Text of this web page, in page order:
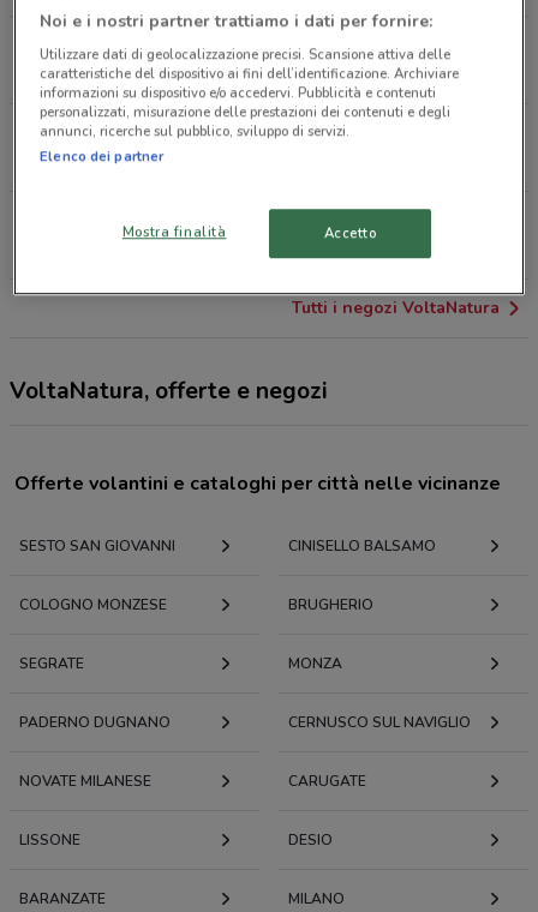
Viale Marelli 348 Sesto San Giovanni
1.5 km
Viale Monza 325 Milano
2.2 km
Via Cesare Battisti 37 Cologno Monzese
Tutti i negozi VoltaNatura
VoltaNatura, offerte e negozi
Offerte volantini e cataloghi per città nelle vicinanze
SESTO SAN GIOVANNI CINISELLO BALSAMO
COLOGNO MONZESE BRUGHERIO
SEGRATE MONZA
PADERNO DUGNANO CERNUSCO SUL NAVIGLIO
NOVATE MILANESE CARUGATE
LISSONE DESIO
BARANZATE MILANO
Noi e i nostri partner trattiamo i dati per fornire:
Utilizzare dati di geolocalizzazione precisi. Scansione attiva delle
caratteristiche del dispositivo ai fini dell’identificazione. Archiviare
informazioni su dispositivo e/o accedervi. Pubblicità e contenuti
personalizzati, misurazione delle prestazioni dei contenuti e degli
annunci, ricerche sul pubblico, sviluppo di servizi.
Elenco dei partner
Mostra finalità Accetto